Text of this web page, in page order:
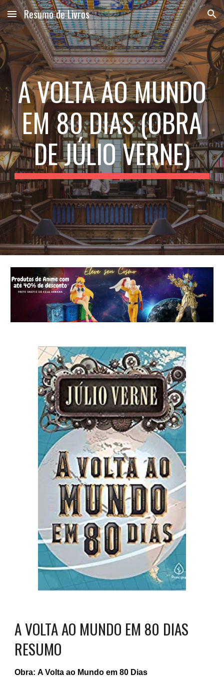
Skip to main content Skip to navigation
Resumo de Livros
A VOLTA AO MUNDO
EM 80 DIAS (OBRA
DE JÚLIO VERNE)
A VOLTA AO MUNDO EM 80 DIAS
RESUMO
Obra:A Volta ao Mundo em 80 Dias